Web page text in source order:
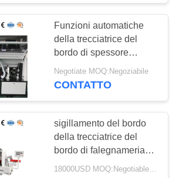
Funzioni automatiche
della trecciatrice del
bordo di spessore
10mm-60mm 5
Negotiate MOQ:Negoziabile
CONTATTO
sigillamento del bordo
della trecciatrice del
bordo di falegnameria
15-23m/min
18000USD MOQ:Negotiable1set